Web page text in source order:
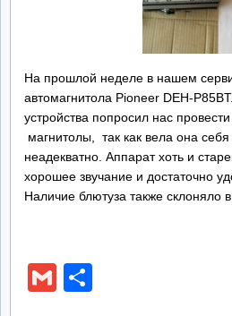
На прошлой неделе в нашем
автомагнитола Pioneer DEH-
устройства попросил нас провести
магнитолы, так как вела она
неадекватно. Аппарат хоть и
хорошее звучание и достаточно
Наличие блютуза также склоняло
Gmail